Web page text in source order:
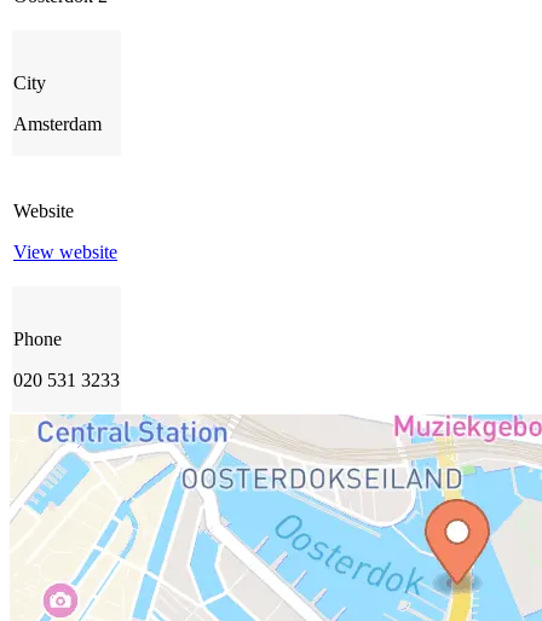
City
Amsterdam
Website
View website
Phone
020 531 3233